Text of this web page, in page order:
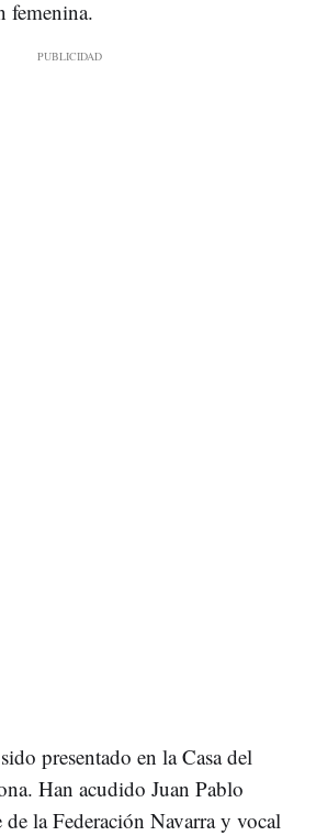
femenina.
presentado en la Casa del
Han acudido Juan Pablo
de la Federación Navarra y vocal